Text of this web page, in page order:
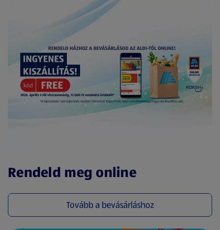
Rendeld meg online
Tovább a bevásárláshoz
(új oldalon nyílik meg)